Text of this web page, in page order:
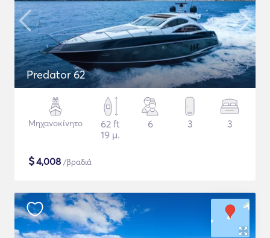
Predator 62
Μηχανοκίνητο
62 ft
19 μ.
6 3 3
$4,008 /βραδιά